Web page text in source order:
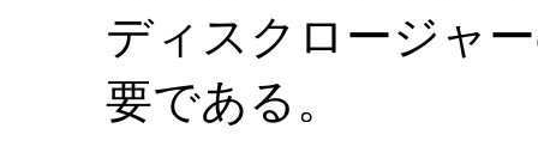
ディスクロージャ
要である。